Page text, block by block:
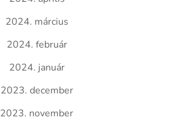
2024. március
2024. február
2024. január
2023. december
2023. november